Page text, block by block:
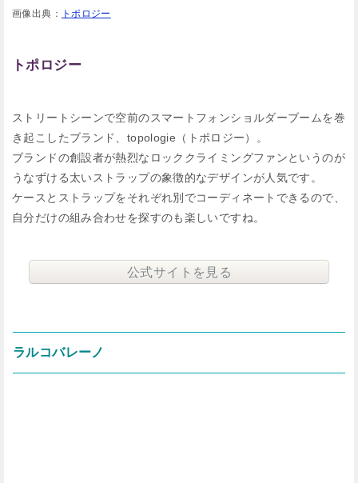
画像出典： トポロジー
トポロジー
ストリートシーンで空前のスマートフォンショルダーブームを巻
き起こしたブランド、topologie（トポロジー）。
ブランドの創設者が熱烈なロッククライミングファンというのが
うなずける太いストラップの象徴的なデザインが人気です。
ケースとストラップをそれぞれ別でコーディネートできるので、
自分だけの組み合わせを探すのも楽しいですね。
公式サイトを見る
ラルコバレーノ